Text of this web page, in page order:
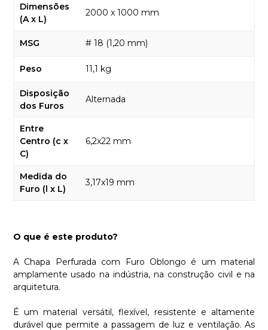
Dimensões
(A x L)
2000 x 1000 mm
MSG # 18 (1,20 mm)
Peso 11,1 kg
Disposição
dos Furos
Alternada
Entre
Centro (c x
C)
6,2x22 mm
Medida do
Furo (l x L)
3,17x19 mm
O que é este produto?
A Chapa Perfurada com Furo Oblongo é um material
amplamente usado na indústria, na construção civil e na
arquitetura.
É um material versátil, flexível, resistente e altamente
durável que permite a passagem de luz e ventilação. As